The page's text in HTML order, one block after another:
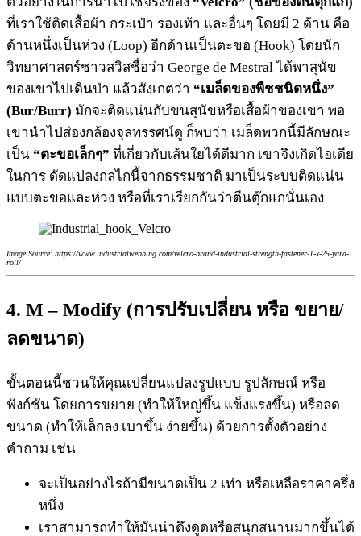
ที่เราใช้ติดเสื้อผ้า กระเป๋า รองเท้า และอื่นๆ โดยมี 2 ด้าน คือ
ด้านหนึ่งเป็นห่วง (Loop) อีกด้านเป็นตะขอ (Hook) โดยนัก
วิทยาศาสตร์ชาวสวิสชื่อว่า George de Mestral ได้พาสุนัข
ของเขาไปเดินป่า แล้วสังเกตว่า “เมล็ดของพืชชนิดหนึ่ง”
(Bur/Burr) มักจะติดแน่นกับขนสุนัขหรือเสื้อผ้าของเขา พอ
เขานำไปส่องกล้องจุลทรรศน์ดู ก็พบว่า เมล็ดพวกนี้มีลักษณะ
เป็น “ตะขอเล็กๆ” ที่เกี่ยวกับเส้นใยได้ดีมาก เขาจึงเกิดไอเดีย
ในการ ดัดแปลงกลไกนี้จากธรรมชาติ มาเป็นระบบติดแน่น
แบบตะขอและห่วง หรือที่เราเรียกกันว่าตีนตุ๊กแกนั่นเอง
Image Source: https://www.industrialwebbing.com/velcro-brand-industrial-strength-fastener-1-x-25-yard-
roll/
4. M – Modify (การปรับเปลี่ยน หรือ ขยาย/
ลดขนาด)
ขั้นตอนนี้ชวนให้คุณเปลี่ยนแปลงรูปแบบ รูปลักษณ์ หรือ
ฟังก์ชัน โดยการขยาย (ทำให้ใหญ่ขึ้น แข็งแรงขึ้น) หรือลด
ขนาด (ทำให้เล็กลง เบาขึ้น ง่ายขึ้น) ด้วยการตั้งตัวอย่าง
คำถาม เช่น
จะเป็นอย่างไรถ้ามีขนาดเป็น 2 เท่า หรือเหลือราคาครึ่ง
หนึ่ง
เราสามารถทำให้มันน่าดึงดูดหรือสนุกสนานมากขึ้นได้